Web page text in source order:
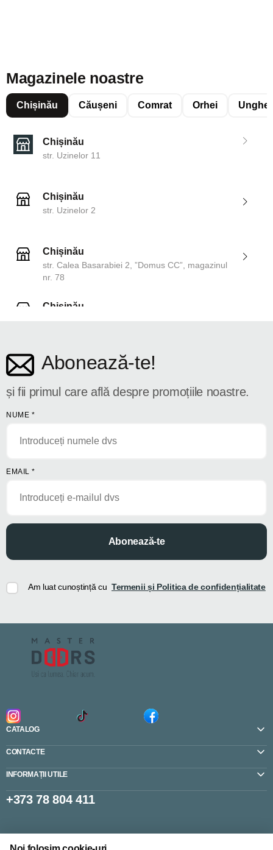
Magazinele noastre
Chișinău Căușeni Comrat Orhei
Chișinău
str. Uzinelor 11
Chișinău
str. Uzinelor 2
Chișinău
str. Calea Basarabiei 2, ”Domus CC”, magazinul
nr. 78
Chișinău
Abonează-te!
și fii primul care află despre promoțiile noastre.
NUME *
EMAIL *
Abonează-te
Am luat cunoștință cu Termenii și Politica de confidențialitate
CATALOG
CONTACTE
INFORMAȚII UTILE
+373 78 804 411
Setări cookie-uri